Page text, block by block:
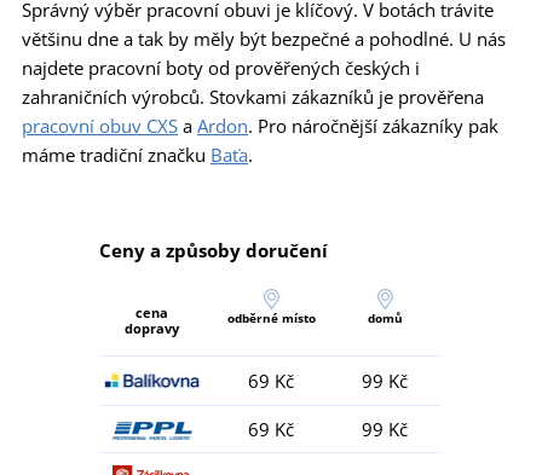
Správný výběr pracovní obuvi je klíčový. V botách trávite
většinu dne a tak by měly být bezpečné a pohodlné. U nás
najdete pracovní boty od prověřených českých i
zahraničních výrobců. Stovkami zákazníků je prověřena
pracovní obuv CXS a Ardon. Pro náročnější zákazníky pak
máme tradiční značku Baťa.
Ceny a způsoby doručení
cena
dopravy
odběrné místo domů
69 Kč
99 Kč
69 Kč
99 Kč